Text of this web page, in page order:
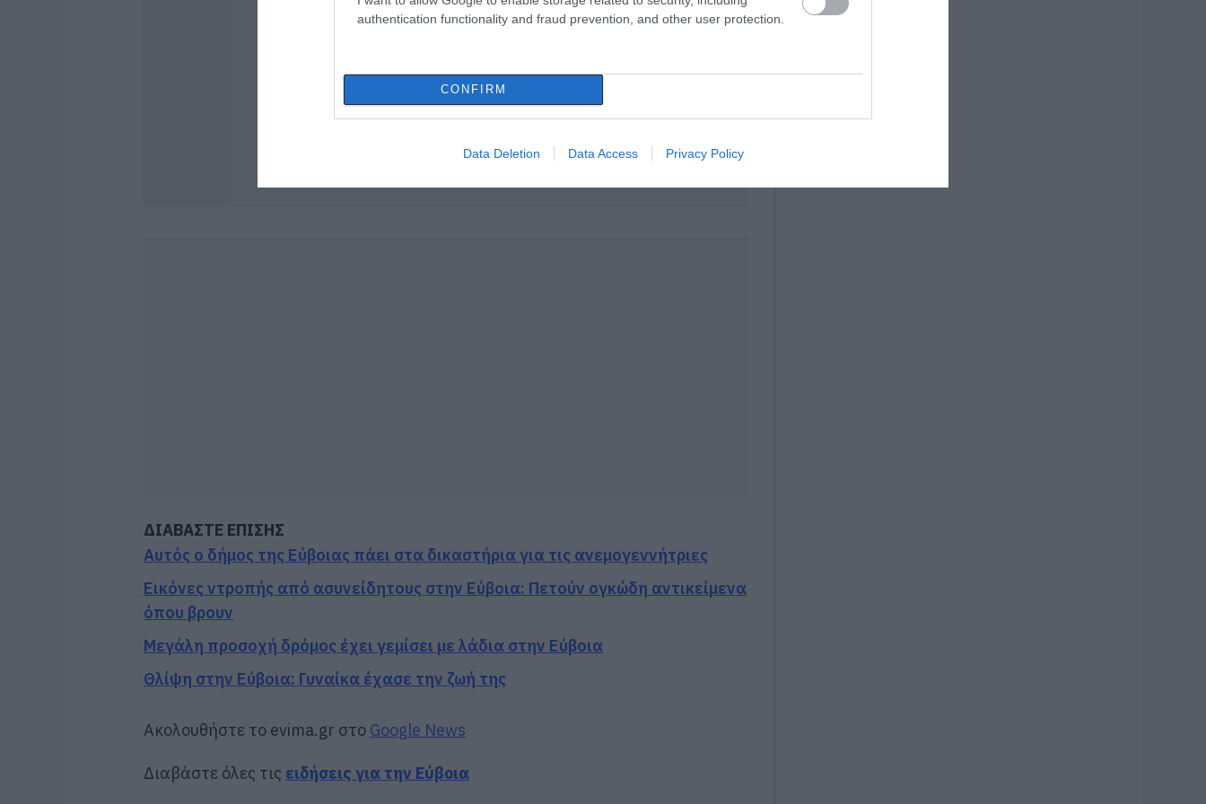
authentication functionality and fraud prevention, and other user protection.
CONFIRM
Data Deletion Data Access Privacy Policy
ΔΙΑΒΑΣΤΕ ΕΠΙΣΗΣ
Αυτός ο δήμος της Εύβοιας πάει στα δικαστήρια για τις ανεμογεννήτριες
Εικόνες ντροπής από ασυνείδητους στην Εύβοια: Πετούν ογκώδη αντικείμενα
όπου βρουν
Μεγάλη προσοχή δρόμος έχει γεμίσει με λάδια στην Εύβοια
Θλίψη στην Εύβοια: Γυναίκα έχασε την ζωή της
Ακολουθήστε το evima.gr στο Google News
Διαβάστε όλες τις ειδήσεις για την Εύβοια